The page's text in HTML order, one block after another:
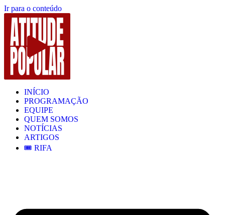
Ir para o conteúdo
INÍCIO
PROGRAMAÇÃO
EQUIPE
QUEM SOMOS
NOTÍCIAS
ARTIGOS
🎟️ RIFA